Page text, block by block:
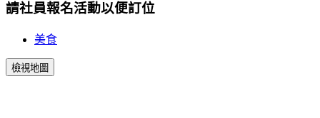
請社員報名活動以便訂位
美食
檢視地圖